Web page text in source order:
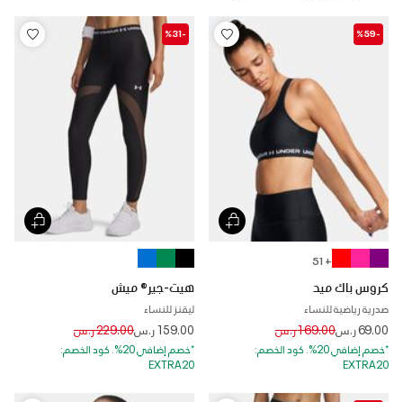
-%59
+ 51
كروس باك ميد
صدرية رياضية للنساء
69.00 ر.س Price reduced from
169.00 ر.س to
*خصم إضافي 20%. كود الخصم:
EXTRA20
-%31
هيت-جير® ميش
ليقنز للنساء
159.00 ر.س Price reduced from
229.00 ر.س to
*خصم إضافي 20%. كود الخصم:
EXTRA20